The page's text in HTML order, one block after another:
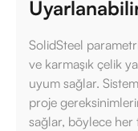
SolidSteel
ve karmaşık çelik
uyum sağlar.
proje
sağlar, böylece her